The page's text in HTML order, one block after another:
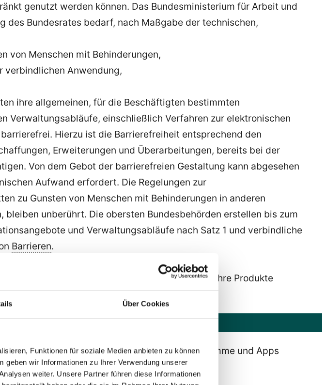
Über Cookies
Funktionen für soziale Medien anbieten zu können
geben wir Informationen zu Ihrer Verwendung unserer
weiter. Unsere Partner führen diese Informationen
genutzt werden können. Das Bundesministerium für Arbeit und
Bundesrates bedarf, nach Maßgabe der technischen,
von Menschen mit Behinderungen,
verbindlichen Anwendung,
ihre allgemeinen, für die Beschäftigten bestimmten
Verwaltungsabläufe, einschließlich Verfahren zur elektronischen
Hierzu ist die Barrierefreiheit entsprechend den
Erweiterungen und Überarbeitungen, bereits bei der
Von dem Gebot der barrierefreien Gestaltung kann abgesehen
Aufwand erfordert. Die Regelungen zur
zu Gunsten von Menschen mit Behinderungen in anderen
unberührt. Die obersten Bundesbehörden erstellen bis zum
und Verwaltungsabläufe nach Satz 1 und verbindliche
Barrieren.
von Internetseiten sowie von grafischen
werden, durch Zielvereinbarungen nach § 5 ihre Produkte
und Universitäten Ihre Webseiten, Programme und Apps